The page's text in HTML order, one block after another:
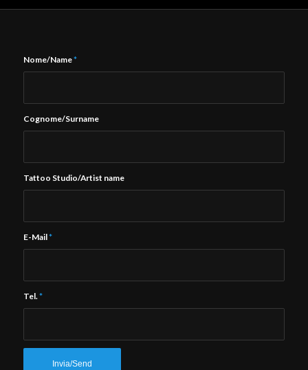
Nome/Name*
Cognome/Surname
Tattoo Studio/Artist name
E-Mail*
Tel.*